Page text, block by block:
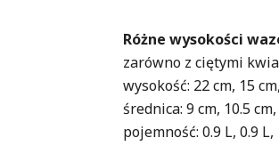
Różne wysokości
zarówno z ciętymi
wysokość: 22 cm, 15
średnica: 9 cm, 10.5
pojemność: 0.9 L, 0.9 L,